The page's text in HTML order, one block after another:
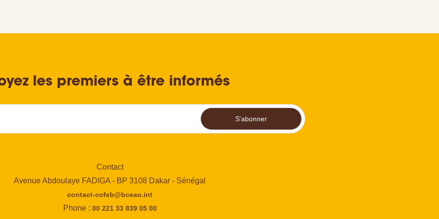
les premiers à être informés
S'abonner
Contact
Avenue Abdoulaye FADIGA - BP 3108 Dakar - Sénégal
contact-cofeb@bceao.int
Phone : 00 221 33 839 05 00